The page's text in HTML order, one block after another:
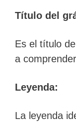
Título del
Es el título
a
Leyenda:
La leyenda